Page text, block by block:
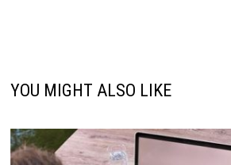
YOU MIGHT ALSO LIKE